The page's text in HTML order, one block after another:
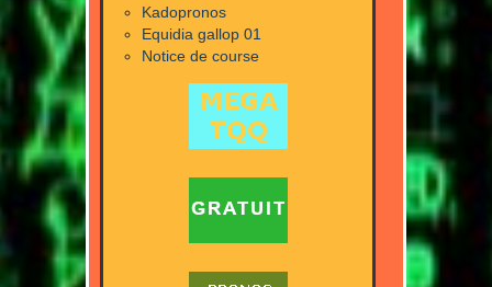
Kadopronos
Equidia gallop 01
Notice de course